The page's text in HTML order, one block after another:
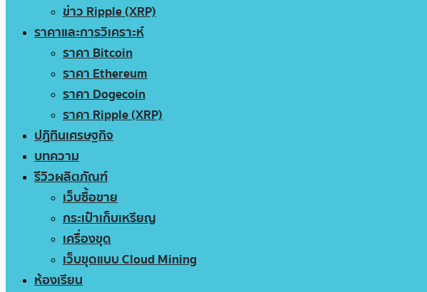
ข่าว Ripple (XRP)
ราคาและการวิเคราะห์
ราคา Bitcoin
ราคา Ethereum
ราคา Dogecoin
ราคา Ripple (XRP)
ปฏิทินเศรษฐกิจ
บทความ
รีวิวผลิตภัณฑ์
เว็บซื้อขาย
กระเป๋าเก็บเหรียญ
เครื่องขุด
เว็บขุดแบบ Cloud Mining
ห้องเรียน